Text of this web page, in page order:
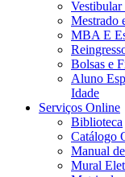
Mestrado
MBA E
Bolsas e
Aluno
Idade
Serviços Online
Biblioteca
Catálogo
Manual
Mural